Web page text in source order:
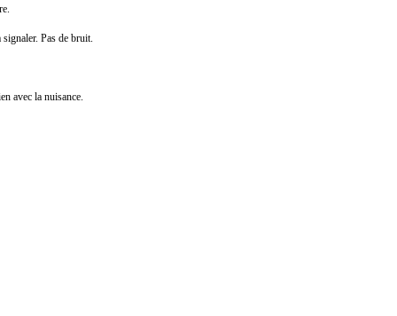
Pas de bruit.
avec la nuisance.